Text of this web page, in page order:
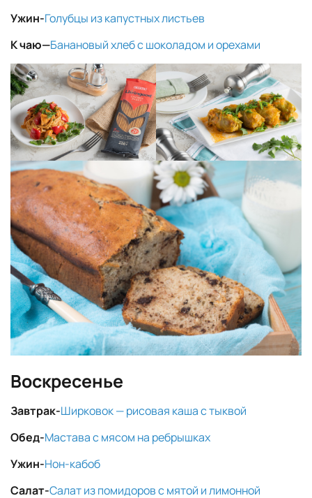
Ужин-Голубцы из капустных листьев
К чаю—Банановый хлеб с шоколадом и орехами
Воскресенье
Завтрак-Ширковок — рисовая каша с тыквой
Обед-Мастава с мясом на ребрышках
Ужин-Нон-кабоб
Салат-Салат из помидоров с мятой и лимонной